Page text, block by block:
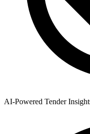
AI-Powered Tender